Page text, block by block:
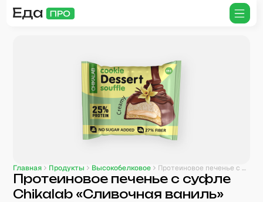
Главная Продукты Высокобелковое Протеиновое печенье с суфле Chikalab «Сливочная ваниль»
Протеиновое печенье с суфле
Chikalab «Сливочная ваниль»